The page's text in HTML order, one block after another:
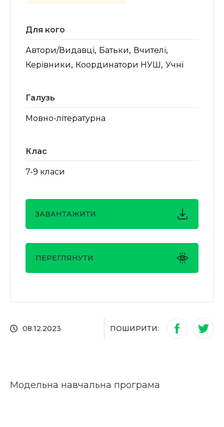
08.12.2023 ПОШИРИТИ:
Модельна навчальна програма
Для кого
Автори/Видавці, Батьки, Вчителі,
Керівники, Координатори НУШ, Учні
Галузь
Мовно-літературна
Клас
7-9 класи
ЗАВАНТАЖИТИ
ПЕРЕГЛЯНУТИ